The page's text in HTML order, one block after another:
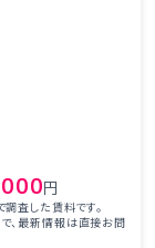
円
査した賃料です。
、最新情報は直接お問